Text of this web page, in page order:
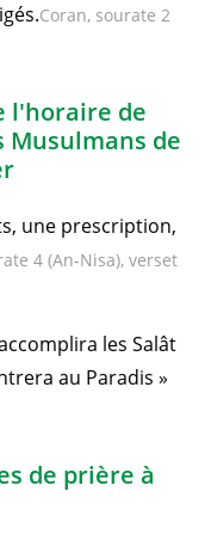
Coran, sourate 2
l'horaire de
Musulmans de
une prescription,
4 (An-Nisa), verset
les Salât
au Paradis »
de prière à